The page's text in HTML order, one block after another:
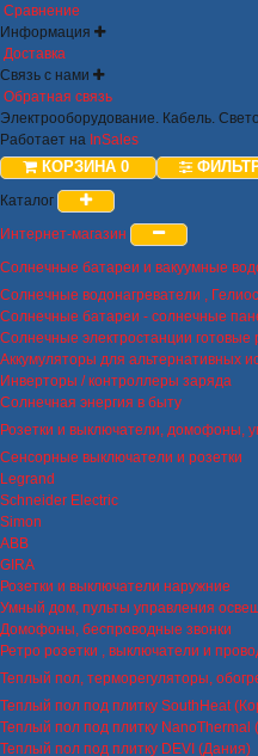
Сравнение
Информация
Доставка
Связь с нами
Обратная связь
Электрооборудование. Кабель.
Работает на InSales
КОРЗИНА 0
Каталог
Интернет-магазин
Солнечные батареи и вакуумные
Солнечные водонагреватели ,
Солнечные батареи - солнечные
Солнечные электростанции готовые
Аккумуляторы для альтернативных
Инверторы / контроллеры заряда
Солнечная энергия в быту
Розетки и выключатели, домофоны,
Сенсорные выключатели и розетки
Legrand
Schneider Electric
Simon
ABB
GIRA
Розетки и выключатели наружние
Умный дом, пульты управления
Домофоны, беспроводные звонки
Ретро розетки , выключатели и
Теплый пол, терморегуляторы,
Теплый пол под плитку SouthHeat
Теплый пол под плитку NanoThermal
Теплый пол под плитку DEVI (Дания)